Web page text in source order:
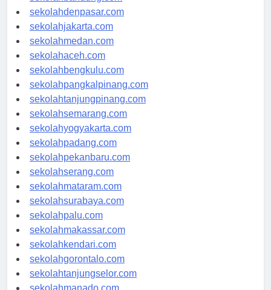
sekolahbandung.com
sekolahdenpasar.com
sekolahjakarta.com
sekolahmedan.com
sekolahaceh.com
sekolahbengkulu.com
sekolahpangkalpinang.com
sekolahtanjungpinang.com
sekolahsemarang.com
sekolahyogyakarta.com
sekolahpadang.com
sekolahpekanbaru.com
sekolahserang.com
sekolahmataram.com
sekolahsurabaya.com
sekolahpalu.com
sekolahmakassar.com
sekolahkendari.com
sekolahgorontalo.com
sekolahtanjungselor.com